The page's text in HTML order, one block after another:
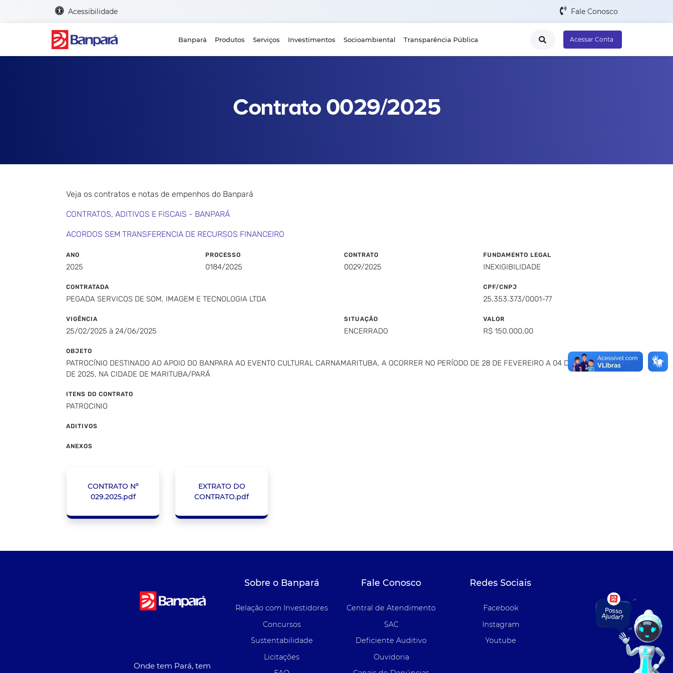
Acessibilidade Fale Conosco
Banpará Produtos Serviços Investimentos Socioambiental Transparência Pública Acessar Conta
Contrato 0029/2025
Veja os contratos e notas de empenhos do Banpará
CONTRATOS, ADITIVOS E FISCAIS - BANPARÁ
ACORDOS SEM TRANSFERENCIA DE RECURSOS FINANCEIRO
ANO
2025
PROCESSO
0184/2025
CONTRATO
0029/2025
FUNDAMENTO LEGAL
INEXIGIBILIDADE
CONTRATADA
PEGADA SERVICOS DE SOM, IMAGEM E TECNOLOGIA LTDA
CPF/CNPJ
25.353.373/0001-77
VIGÊNCIA
25/02/2025 à 24/06/2025
SITUAÇÃO
ENCERRADO
VALOR
R$ 150.000,00
OBJETO
PATROCÍNIO DESTINADO AO APOIO DO BANPARA AO EVENTO CULTURAL CARNAMARITUBA, A OCORRER NO PERÍODO DE 28 DE FEVEREIRO A 04 DE MARÇO
DE 2025, NA CIDADE DE MARITUBA/PARÁ
ITENS DO CONTRATO
PATROCINIO
ADITIVOS
ANEXOS
CONTRATO Nº
029.2025.pdf
EXTRATO DO
CONTRATO.pdf
Onde tem Pará, tem
Sobre o Banpará
Relação com Investidores
Concursos
Sustentabilidade
Licitações
Fale Conosco
Central de Atendimento
SAC
Deficiente Auditivo
Ouvidoria
Redes Sociais
Facebook
Instagram
Youtube